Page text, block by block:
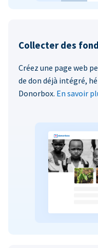
Collecter des
Créez une page web
de don déjà intégré,
Donorbox. En savoir